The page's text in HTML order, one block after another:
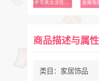
Live in the moment手写英文活在当下好看的镜子家居装饰贴纸
商品描述与属性
类目：家居饰品